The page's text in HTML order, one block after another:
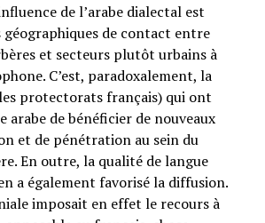
de l’arabe dialectal est
géographiques de contact entre
et secteurs plutôt urbains à
C’est, paradoxalement, la
protectorats français) qui ont
arabe de bénéficier de nouveaux
et de pénétration au sein du
En outre, la qualité de langue
a également favorisé la diffusion.
imposait en effet le recours à